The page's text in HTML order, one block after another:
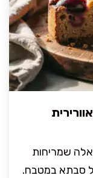
שמריחות
סבתא במטבח.